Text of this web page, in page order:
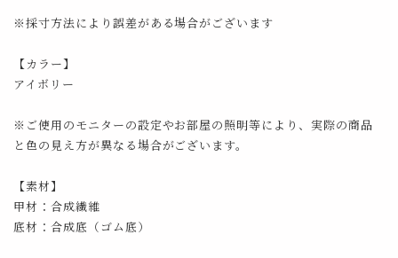
※採寸方法により誤差がある場合がございます
【カラー】
アイボリー
※ご使用のモニターの設定やお部屋の照明等により、実際の商品
と色の見え方が異なる場合がございます。
【素材】
甲材：合成繊維
底材：合成底（ゴム底）